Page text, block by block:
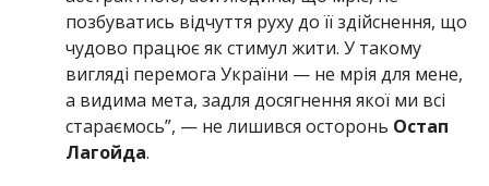
позбуватись відчуття руху до її здійснення, що
чудово працює як стимул жити. У такому
вигляді перемога України — не мрія для мене,
а видима мета, задля досягнення якої ми всі
стараємось”, — не лишився осторонь Остап
Лагойда.